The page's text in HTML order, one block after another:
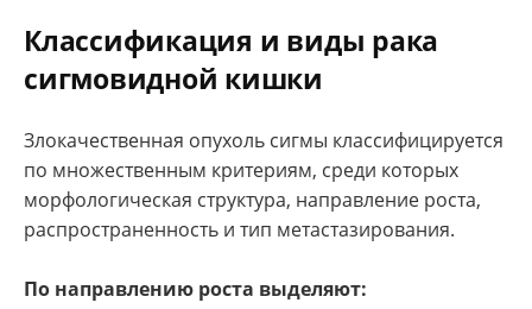
Классификация и виды рака
сигмовидной кишки
Злокачественная опухоль сигмы классифицируется
по множественным критериям, среди которых
морфологическая структура, направление роста,
распространенность и тип метастазирования.
По направлению роста выделяют: